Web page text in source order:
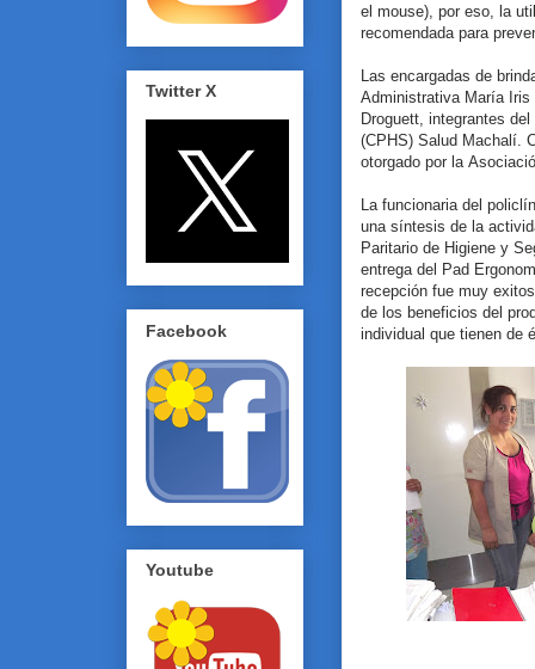
el mouse), por eso, la
recomendada para
Las encargadas de
Administrativa María
Droguett, integrantes
(CPHS) Salud Machalí.
otorgado por la
La funcionaria del
una síntesis de la
Paritario de Higiene y
entrega del Pad
recepción fue muy
de los beneficios del
individual que tienen de
Twitter X
Facebook
Youtube